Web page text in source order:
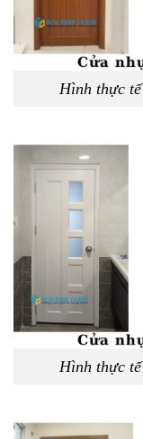
Hình thực
Hình thực